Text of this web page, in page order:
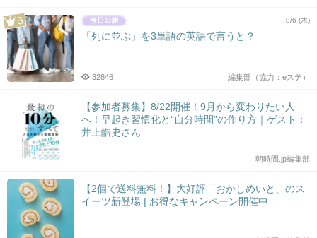
8/6 (木)
「列に並ぶ」を3単語の英語で言うと？
編集部（協力：eステ）
32846
【参加者募集】8/22開催！9月から変わりたい人
へ！早起き習慣化と“自分時間”の作り方｜ゲスト：
井上皓史さん
朝時間.jp編集部
【2個で送料無料！】大好評「おかしめいと」のス
イーツ新登場 | お得なキャンペーン開催中